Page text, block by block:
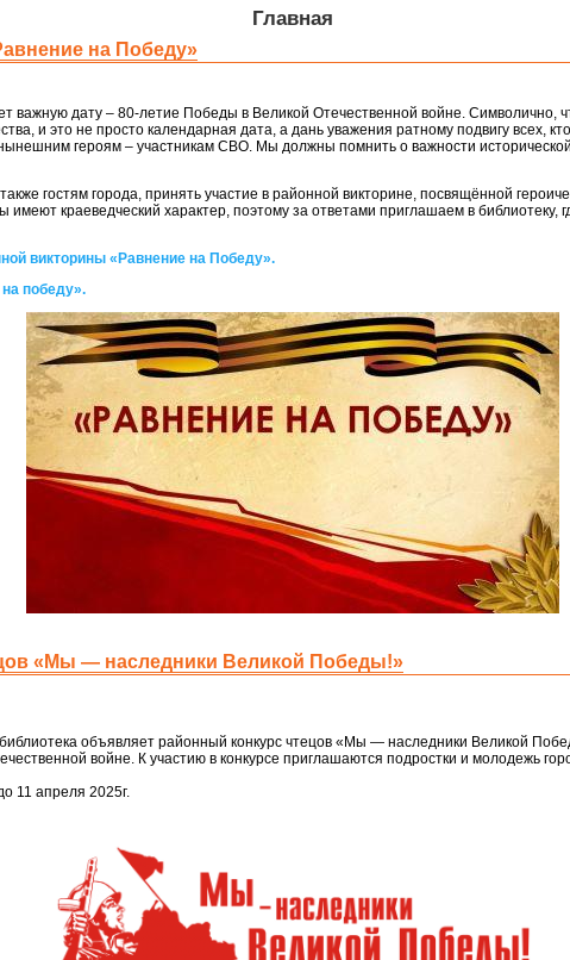
Главная
на Победу»
важную дату – 80-летие Победыв Великой Отечественной войне. Символично,
и это не просто календарная дата,а дань уважения ратному подвигу всех,
героям – участникам СВО. Мы должны помнитьо важности
гостям города, принять участиев районной викторине, посвящённой
имеют краеведческий характер, поэтомуза ответами приглашаемв библиотеку,
викторины «Равнениена Победу».
на победу».
«Мы — наследники Великой Победы!»
объявляет районный конкурс чтецов «Мы — наследники Великой
войне. К участию в конкурсе приглашаются подросткии молодежь
11 апреля 2025г.